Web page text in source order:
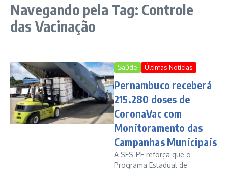
Navegando pela Tag: Controle
das Vacinação
Saúde Últimas Notícias
Pernambuco receberá
215.280 doses de
CoronaVac com
Monitoramento das
Campanhas Municipais
A SES-PE reforça que o
Programa Estadual de